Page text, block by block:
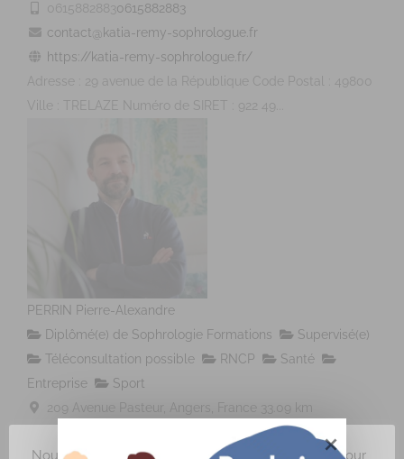
06158828830615882883
contact@katia-remy-sophrologue.fr
https://katia-remy-sophrologue.fr/
Adresse : 29 avenue de la République Code Postal : 49800
Ville : TRELAZE Numéro de SIRET : 922 49...
PERRIN Pierre-Alexandre
Diplômé(e) de Sophrologie Formations
Supervisé(e)
Téléconsultation possible
RNCP
Santé
Entreprise
Sport
209 Avenue Pasteur, Angers, France
33.09 km
Nous utilisons des cookies sur notre site internet pour